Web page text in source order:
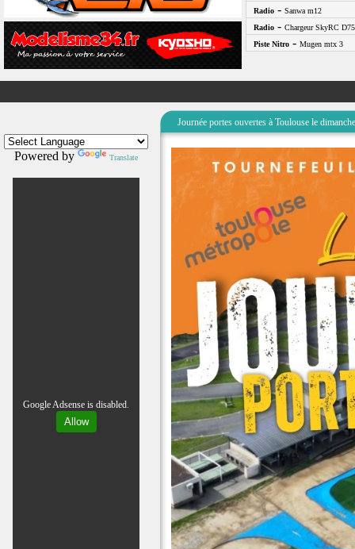
Radio - Sanwa m12
Radio - Chargeur SkyRC
Piste Nitro - Mugen mtx 3
Powered by Translate
Google Adsense is disabled.
Allow
Journée portes ouvertes à Toulouse le